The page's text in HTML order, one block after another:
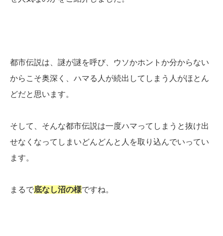
都市伝説は、謎が謎を呼び、ウソかホントか分からない
からこそ奥深く、ハマる人が続出してしまう人がほとん
どだと思います。
そして、そんな都市伝説は一度ハマってしまうと抜け出
せなくなってしまいどんどんと人を取り込んでいってい
ます。
まるで底なし沼の様ですね。